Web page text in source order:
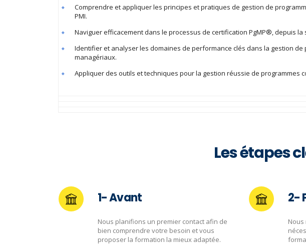
Comprendre et appliquer les principes et pratiques de gestion de
PMI.
Naviguer efficacement dans le processus de certification PgMP®, depuis
Identifier et analyser les domaines de performance clés dans la gestion
managériaux.
Appliquer des outils et techniques pour la gestion réussie de
Les étapes
1- Avant
Nous planifions un premier contact afin de
bien comprendre votre besoin et vous
proposer la formation la mieux adaptée.
2-